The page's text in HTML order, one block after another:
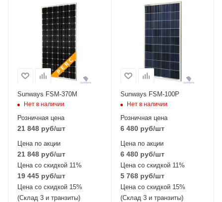
монокристаллический
Sunways FSM-370M
Нет в наличии
Розничная цена
21 848 руб/шт
Цена по акции
21 848 руб/шт
Цена со скидкой 11%
19 445 руб/шт
Цена со скидкой 15%
(Склад 3 и транзиты)
Тип элемента
поликристаллический
Sunways FSM-100P
Нет в наличии
Розничная цена
6 480руб/шт
Цена по акции
6 480руб/шт
Цена со скидкой 11%
5 768руб/шт
Цена со скидкой 15%
(Склад 3 и транзиты)